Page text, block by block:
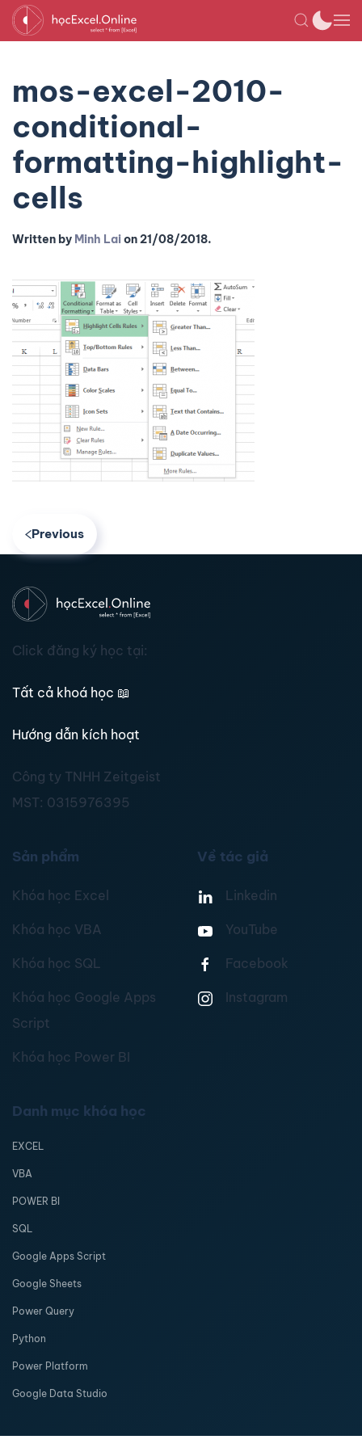
mos-excel-2010-
conditional-
formatting-highlight-
cells
Written by Minh Laion21/08/2018.
Previous
Click đăng ký học tại:
Tất cả khoá học 📖
Hướng dẫn kích hoạt
Công ty TNHH Zeitgeist
MST: 0315976395
Sản phẩm
Khóa học Excel
Khóa học VBA
Khóa học SQL
Khóa học Google Apps
Script
Khóa học Power BI
Về tác giả
Linkedin
YouTube
Facebook
Instagram
Danh mục khóa học
EXCEL
VBA
POWER BI
SQL
Google Apps Script
Google Sheets
Power Query
Python
Power Platform
Google Data Studio